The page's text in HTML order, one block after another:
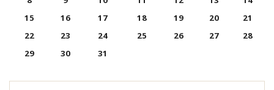
15
16 17 18 19 20
21
22
23 24 25 26 27
28
29
30 31